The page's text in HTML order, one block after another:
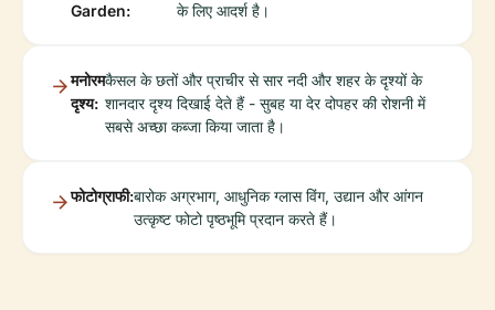
Garden:
के लिए आदर्श है।
मनोरम
दृश्य:
कैसल के छतों और प्राचीर से सार नदी और शहर के दृश्यों के
शानदार दृश्य दिखाई देते हैं - सुबह या देर दोपहर की रोशनी में
सबसे अच्छा कब्जा किया जाता है।
फोटोग्राफी:बारोक अग्रभाग, आधुनिक ग्लास विंग, उद्यान और आंगन
उत्कृष्ट फोटो पृष्ठभूमि प्रदान करते हैं।